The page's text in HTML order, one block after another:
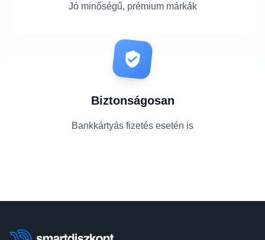
Jó minőségű, prémium márkák
Biztonságosan
Bankkártyás fizetés esetén is